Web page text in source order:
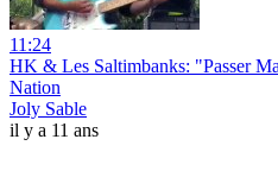
11:24
HK & Les Saltimbanks: "Passer
Nation
Joly Sable
il y a 11 ans